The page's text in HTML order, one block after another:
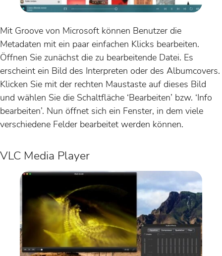
Mit Groove von Microsoft können Benutzer die
Metadaten mit ein paar einfachen Klicks bearbeiten.
Öffnen Sie zunächst die zu bearbeitende Datei. Es
erscheint ein Bild des Interpreten oder des Albumcovers.
Klicken Sie mit der rechten Maustaste auf dieses Bild
und wählen Sie die Schaltfläche ‘Bearbeiten’ bzw. ‘Info
bearbeiten’. Nun öffnet sich ein Fenster, in dem viele
verschiedene Felder bearbeitet werden können.
VLC Media Player